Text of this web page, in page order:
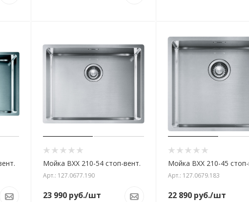
Мойка BXX 210-54 стоп-вент.
Арт.: 127.0677.190
23 990руб./шт
Мойка BXX 210-45
Арт.: 127.0679.183
22 890 руб./шт